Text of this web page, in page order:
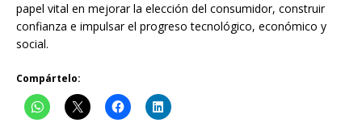
papel vital en mejorar la elección del consumidor, construir
confianza e impulsar el progreso tecnológico, económico y
social.
Compártelo: